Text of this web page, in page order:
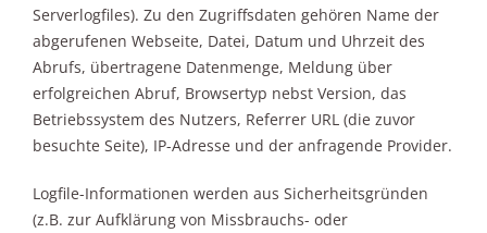
Serverlogfiles). Zu den Zugriffsdaten gehören Name der
abgerufenen Webseite, Datei, Datum und Uhrzeit des
Abrufs, übertragene Datenmenge, Meldung über
erfolgreichen Abruf, Browsertyp nebst Version, das
Betriebssystem des Nutzers, Referrer URL (die zuvor
besuchte Seite), IP-Adresse und der anfragende Provider.
Logfile-Informationen werden aus Sicherheitsgründen
(z.B. zur Aufklärung von Missbrauchs- oder